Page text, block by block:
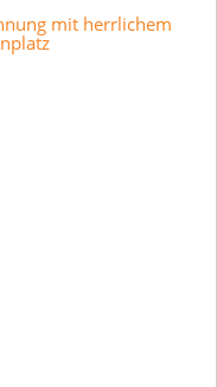
mit herrlichem